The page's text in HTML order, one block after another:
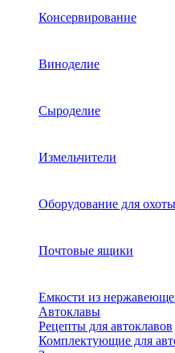
Консервирование
Виноделие
Сыроделие
Измельчители
Оборудование для
Почтовые ящики
Емкости из
Автоклавы
Рецепты для автоклавов
Комплектующие для